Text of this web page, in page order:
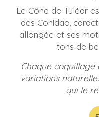
Le Cône de Tuléar
des Conidae,
allongée et ses
tons de
Chaque coquillage
variations
qui le